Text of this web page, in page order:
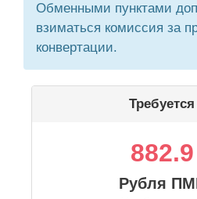
Обменными пунктами
взиматься комиссия за
конвертации.
Требуется
882.9
Рубля